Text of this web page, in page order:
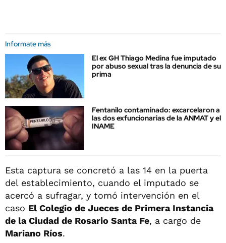
Informate más
El ex GH Thiago Medina fue imputado
por abuso sexual tras la denuncia de su
prima
Fentanilo contaminado: excarcelaron a
las dos exfuncionarias de la ANMAT y el
INAME
Esta captura se concretó a las 14 en la puerta
del establecimiento, cuando el imputado se
acercó a sufragar, y tomó intervención en el
caso El Colegio de Jueces de Primera Instancia
de la Ciudad de Rosario Santa Fe, a cargo de
Mariano Ríos.